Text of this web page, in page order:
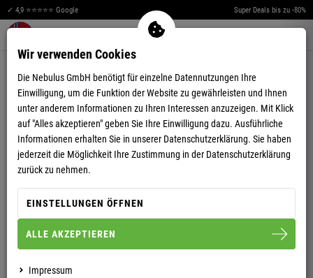
✓ 4,9 ⭐⭐⭐⭐⭐ Google Super Deals bis zu -80%
Warenkorb aufklappen
POLOSHIRT PARAS HERREN
Wir verwenden Cookies
Die Nebulus GmbH benötigt für einzelne Datennutzungen Ihre
Einwilligung, um die Funktion der Website zu gewährleisten und Ihnen
unter anderem Informationen zu Ihren Interessen anzuzeigen. Mit Klick
auf "Alles akzeptieren" geben Sie Ihre Einwilligung dazu. Ausführliche
Informationen erhalten Sie in unserer Datenschutzerklärung. Sie haben
jederzeit die Möglichkeit Ihre Zustimmung in der Datenschutzerklärung
zurück zu nehmen.
EINSTELLUNGEN ÖFFNEN
ALLE AKZEPTIEREN
Impressum